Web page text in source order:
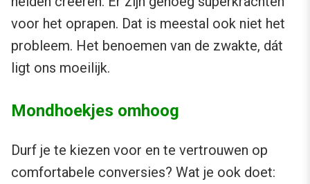
voor het oprapen. Dat is meestal ook niet het
probleem. Het benoemen van de zwakte, dát
ligt ons moeilijk.
Mondhoekjes omhoog
Durf je te kiezen voor en te vertrouwen op
comfortabele conversies? Wat je ook doet: